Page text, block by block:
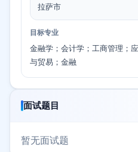
拉萨市
目标专业
金融学；会计学；工商管理；
与贸易；金融
面试题目
暂无面试题